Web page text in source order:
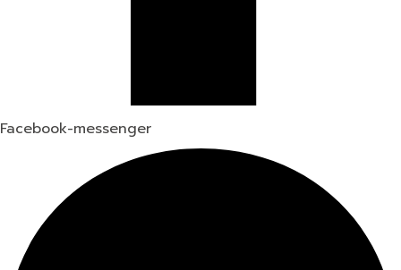
Facebook-messenger